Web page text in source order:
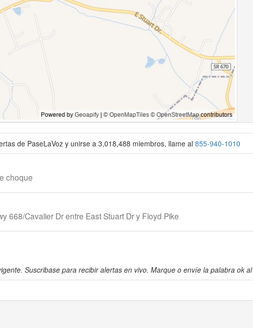
de PaseLaVoz y unirse a 3,018,488 miembros, llame al 855-940-1010
choque
668/Cavalier Dr entre East Stuart Dr y Floyd Pike
Suscribase para recibir alertas en vivo. Marque o envíe la palabra ok al